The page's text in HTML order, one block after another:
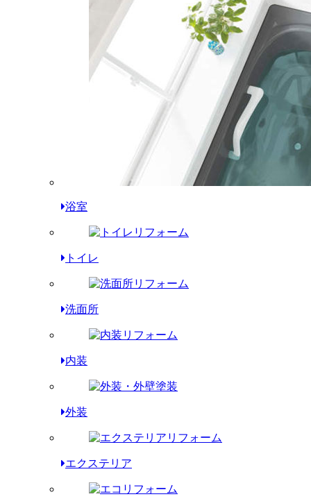
浴室
トイレ
洗面所
内装
外装
エクステリア